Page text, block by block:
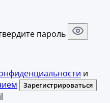
пароль
и
Зарегистрироваться